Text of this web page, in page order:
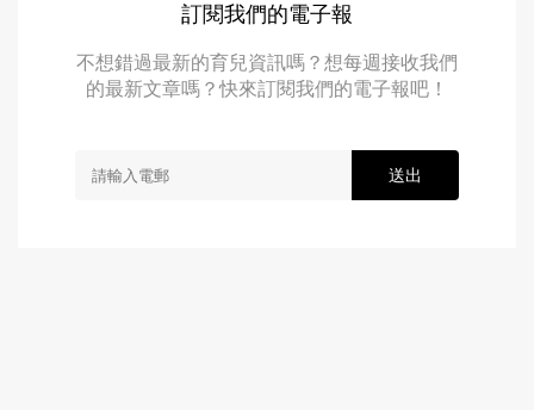
訂閱我們的電子報
不想錯過最新的育兒資訊嗎？想每週接收我們
的最新文章嗎？快來訂閱我們的電子報吧！
送出